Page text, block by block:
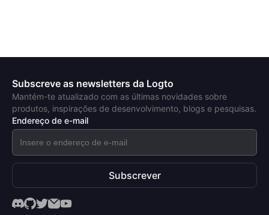
Subscreve as newsletters da Logto
Mantém-te atualizado com as últimas novidades sobre
produtos, inspirações de desenvolvimento, blogs e pesquisas.
Endereço de e-mail
Subscrever